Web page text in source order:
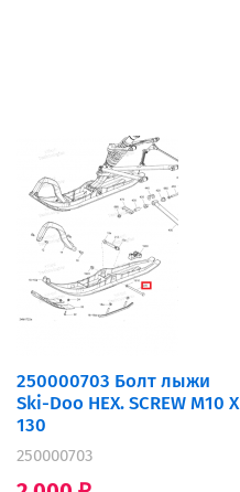
250000703 Болт лыжи
Ski-Doo HEX. SCREW M10 X
130
250000703